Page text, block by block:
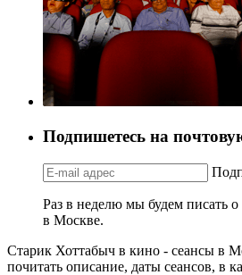
Подпишетесь на
Раз в неделю мы будем писать
в Москве.
Старик Хоттабыч в кино - сеансы в
почитать описание, даты сеансов, в